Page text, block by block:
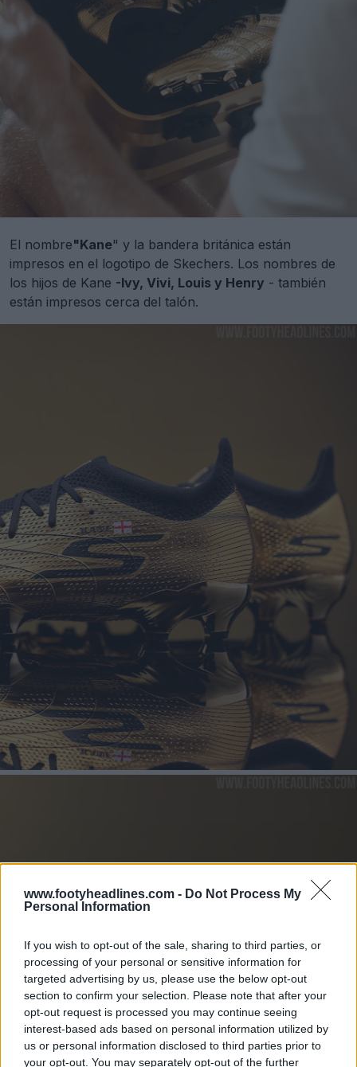
www.footyheadlines.com - Do Not Process My
Personal Information
If you wish to opt-out of the sale, sharing to third parties, or
processing of your personal or sensitive information for
targeted advertising by us, please use the below opt-out
section to confirm your selection. Please note that after your
opt-out request is processed you may continue seeing
interest-based ads based on personal information utilized by
us or personal information disclosed to third parties prior to
your opt-out. You may separately opt-out of the further
El nombre"Kane" y la bandera británica están
impresos en el logotipo de Skechers. Los nombres de
los hijos de Kane -Ivy, Vivi, Louis y Henry - también
están impresos cerca del talón.